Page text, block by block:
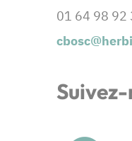
01 64 98 92